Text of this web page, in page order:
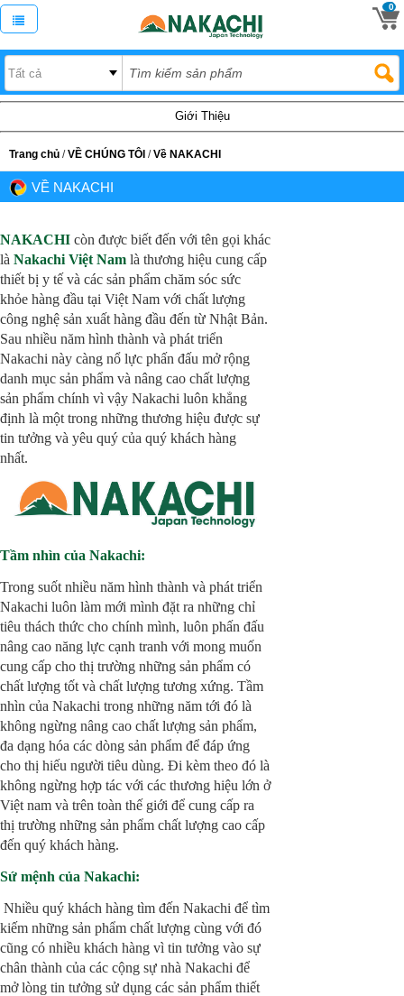
0
Giới Thiệu
Trang chủ /VỀ CHÚNG TÔI /Về NAKACHI
VỀ NAKACHI
NAKACHI còn được biết đến với tên gọi khác
là Nakachi Việt Nam là thương hiệu cung cấp
thiết bị y tế và các sản phẩm chăm sóc sức
khỏe hàng đầu tại Việt Nam với chất lượng
công nghệ sản xuất hàng đầu đến từ Nhật Bản.
Sau nhiều năm hình thành và phát triển
Nakachi này càng nổ lực phấn đấu mở rộng
danh mục sản phẩm và nâng cao chất lượng
sản phẩm chính vì vậy Nakachi luôn khẳng
định là một trong những thương hiệu được sự
tin tưởng và yêu quý của quý khách hàng
nhất.
Tầm nhìn của Nakachi:
Trong suốt nhiều năm hình thành và phát triển
Nakachi luôn làm mới mình đặt ra những chỉ
tiêu thách thức cho chính mình, luôn phấn đấu
nâng cao năng lực cạnh tranh với mong muốn
cung cấp cho thị trường những sản phẩm có
chất lượng tốt và chất lượng tương xứng. Tầm
nhìn của Nakachi trong những năm tới đó là
không ngừng nâng cao chất lượng sản phẩm,
đa dạng hóa các dòng sản phẩm để đáp ứng
cho thị hiếu người tiêu dùng. Đi kèm theo đó là
không ngừng hợp tác với các thương hiệu lớn ở
Việt nam và trên toàn thế giới để cung cấp ra
thị trường những sản phẩm chất lượng cao cấp
đến quý khách hàng.
Sứ mệnh của Nakachi:
Nhiều quý khách hàng tìm đến Nakachi để tìm
kiếm những sản phẩm chất lượng cùng với đó
cũng có nhiều khách hàng vì tin tưởng vào sự
chân thành của các cộng sự nhà Nakachi để
mở lòng tin tưởng sử dụng các sản phẩm thiết